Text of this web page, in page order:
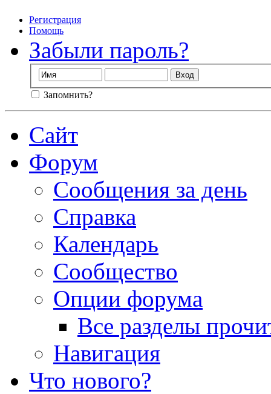
Регистрация
Помощь
Забыли пароль?
Запомнить?
Сайт
Форум
Сообщения за день
Справка
Календарь
Сообщество
Опции форума
Все разделы
Навигация
Что нового?